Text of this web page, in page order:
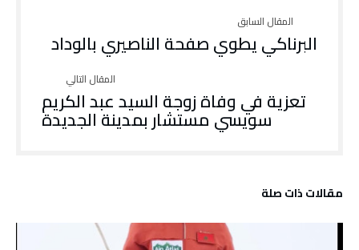
البرناكي يطوي صفحة الناصيري بالوداد
تعزية في وفاة زوجة السيد عبد الكريم
سويسي مستشار بمدينة الجديدة
‫مقالات ذات صلة‬